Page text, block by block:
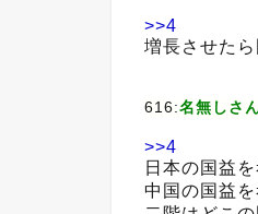
>>4
増長させたら
616:名無しさ
>>4
日本の国益
中国の国益